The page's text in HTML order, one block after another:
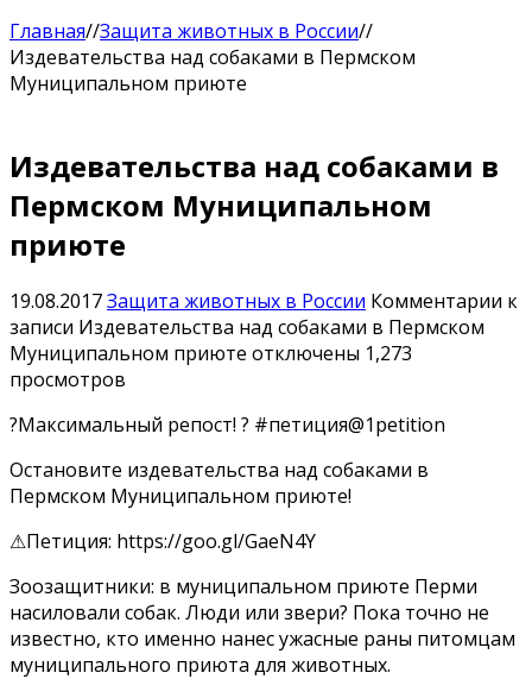
Главная//Защита животных в России//
Издевательства над собаками в Пермском
Муниципальном приюте
Издевательства над собаками в
Пермском Муниципальном
приюте
19.08.2017Защита животных в России Комментарии к
записи Издевательства над собаками в Пермском
Муниципальном приюте отключены 1,273
просмотров
?Максимальный репост! ? #петиция@1petition
Остановите издевательства над собаками в
Пермском Муниципальном приюте!
⚠Петиция: https://goo.gl/GaeN4Y
Зоозащитники: в муниципальном приюте Перми
насиловали собак. Люди или звери? Пока точно не
известно, кто именно нанес ужасные раны питомцам
муниципального приюта для животных.